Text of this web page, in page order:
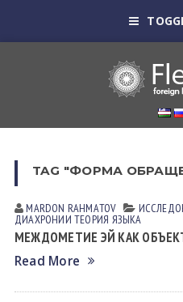
TAG "ФОРМА
MARDON RАHMАTOV
ДИАХРОНИИ ТЕОРИЯ ЯЗЫКА
МЕЖДОМЕТИЕ ЭЙ КАК
Read More